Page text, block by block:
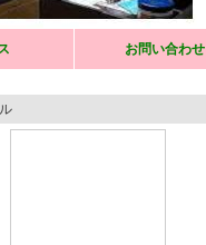
お問い合わせ